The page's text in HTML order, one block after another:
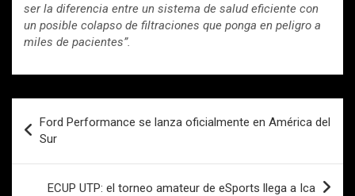
ser la diferencia entre un sistema de salud eficiente con
un posible colapso de filtraciones que ponga en peligro a
miles de pacientes”.
de
entradas
Ford Performance se lanza oficialmente en América del
Sur
ECUP UTP: el torneo amateur de eSports llega a Ica